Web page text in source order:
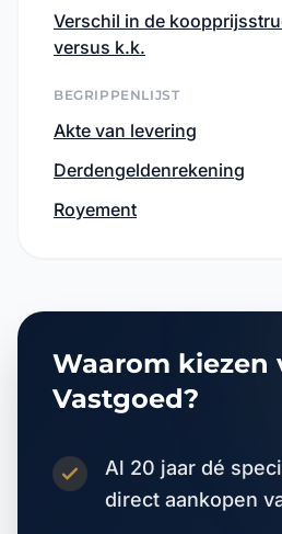
Verschil in de
versus k.k.
BEGRIPPENLIJST
Akte van levering
Derdengeldenrekening
Royement
Waarom kiezen
Vastgoed?
Al 20 jaar dé
direct aankopen